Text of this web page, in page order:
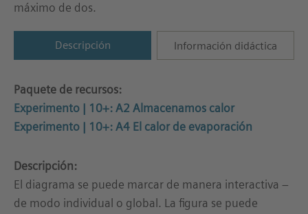
máximo de dos.
Descripción Información didáctica
Paquete de recursos:
Experimento | 10+: A2 Almacenamos calor
Experimento | 10+: A4 El calor de evaporación
Descripción:
El diagrama se puede marcar de manera interactiva –
de modo individual o global. La figura se puede